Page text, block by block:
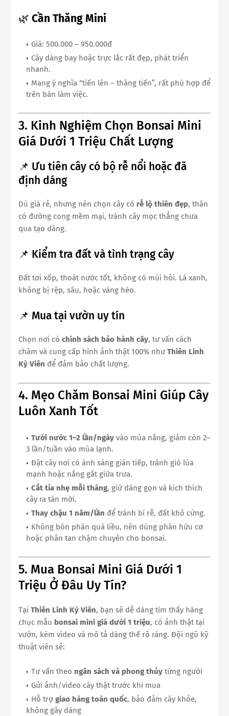
🌿 Cần Thăng Mini
Giá: 500.000 – 950.000đ
Cây dáng bay hoặc trực lắc rất đẹp, phát triển
nhanh.
Mang ý nghĩa “tiến lên – thăng tiến”, rất phù hợp để
trên bàn làm việc.
3. Kinh Nghiệm Chọn Bonsai Mini
Giá Dưới 1 Triệu Chất Lượng
📌 Ưu tiên cây có bộ rễ nổi hoặc đã
định dáng
Dù giá rẻ, nhưng nên chọn cây có rễ lộ thiên đẹp, thân
có đường cong mềm mại, tránh cây mọc thẳng chưa
qua tạo dáng.
📌 Kiểm tra đất và tình trạng cây
Đất tơi xốp, thoát nước tốt, không có mùi hôi. Lá xanh,
không bị rệp, sâu, hoặc vàng héo.
📌 Mua tại vườn uy tín
Chọn nơi có chính sách bảo hành cây, tư vấn cách
chăm và cung cấp hình ảnh thật 100% như Thiên Linh
Kỳ Viên để đảm bảo chất lượng.
4. Mẹo Chăm Bonsai Mini Giúp Cây
Luôn Xanh Tốt
Tưới nước 1–2 lần/ngày vào mùa nắng, giảm còn 2–
3 lần/tuần vào mùa lạnh.
Đặt cây nơi có ánh sáng gián tiếp, tránh gió lùa
mạnh hoặc nắng gắt giữa trưa.
Cắt tỉa nhẹ mỗi tháng, giữ dáng gọn và kích thích
cây ra tán mới.
Thay chậu 1 năm/lần để tránh bí rễ, đất khô cứng.
Không bón phân quá liều, nên dùng phân hữu cơ
hoặc phân tan chậm chuyên cho bonsai.
5. Mua Bonsai Mini Giá Dưới 1
Triệu Ở Đâu Uy Tín?
Tại Thiên Linh Kỳ Viên, bạn sẽ dễ dàng tìm thấy hàng
chục mẫu bonsai mini giá dưới 1 triệu, có ảnh thật tại
vườn, kèm video và mô tả dáng thế rõ ràng. Đội ngũ kỹ
thuật viên sẽ:
Tư vấn theo ngân sách và phong thủy từng người
Gửi ảnh/video cây thật trước khi mua
Hỗ trợ giao hàng toàn quốc, bảo đảm cây khỏe,
không gãy dáng